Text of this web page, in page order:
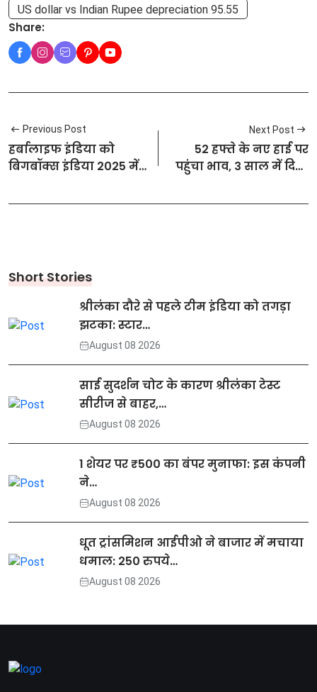
US dollar vs Indian Rupee depreciation 95.55
Share:
Previous Post
हर्बालाइफ इंडिया को
बिगबॉक्स इंडिया 2025 में
अवार्ड' से सम्मानित किया
Next Post
52 हफ्ते के नए हाई पर
पहुंचा भाव, 3 साल में दिया
Short Stories
श्रीलंका दौरे से पहले टीम इंडिया को तगड़ा
झटका: स्टार…
August 08 2026
साई सुदर्शन चोट के कारण श्रीलंका टेस्ट
सीरीज से बाहर,…
August 08 2026
1 शेयर पर ₹500 का बंपर मुनाफा: इस कंपनी
ने…
August 08 2026
धूत ट्रांसमिशन आईपीओ ने बाजार में मचाया
धमाल: 250 रुपये…
August 08 2026